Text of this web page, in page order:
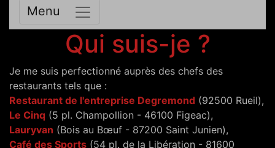
Menu
Qui suis-je ?
Je me suis perfectionné auprès des chefs des
restaurants tels que :
Restaurant de l'entreprise Degremond (92500 Rueil),
Le Cinq (5 pl. Champollion - 46100 Figeac),
Lauryvan (Bois au Bœuf - 87200 Saint Junien),
Café des Sports (54 pl. de la Libération - 81600